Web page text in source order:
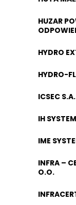
HUZAR
HYDRO
HYDRO-
ICSEC S.A.
IH
IME
INFRA –
O.O.